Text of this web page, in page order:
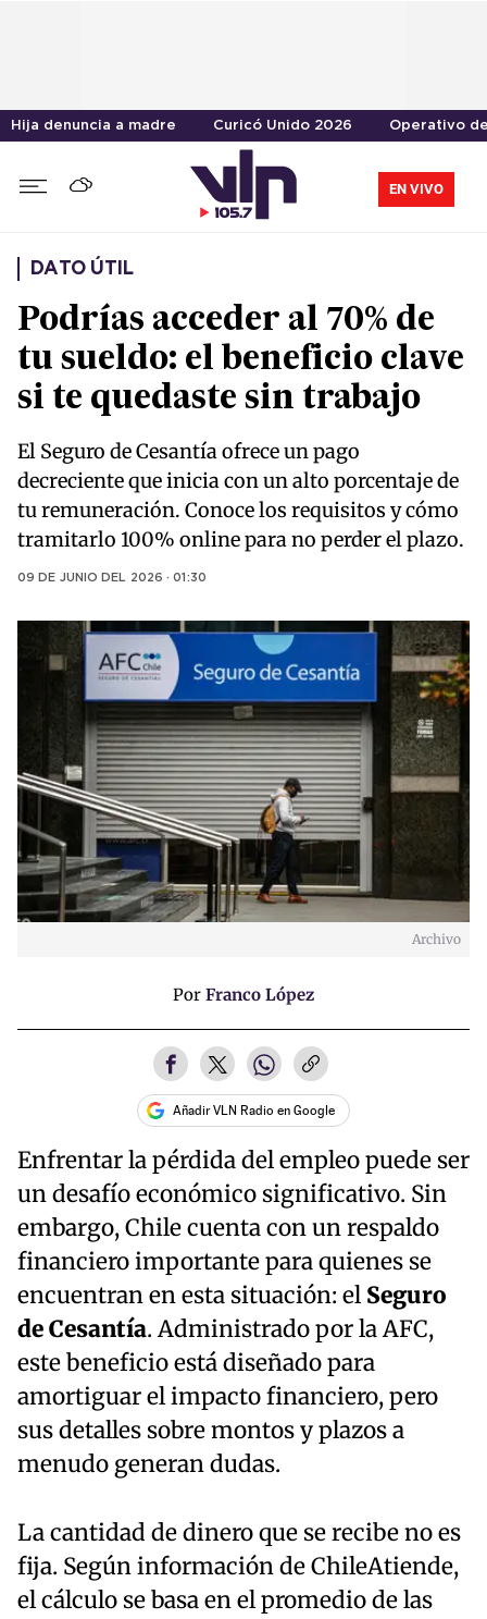
Hija denuncia a madre Curicó Unido 2026 Operativo
EN VIVO
DATO ÚTIL
Podrías acceder al 70% de
tu sueldo: el beneficio clave
si te quedaste sin trabajo
El Seguro de Cesantía ofrece un pago
decreciente que inicia con un alto porcentaje de
tu remuneración. Conoce los requisitos y cómo
tramitarlo 100% online para no perder el plazo.
09 DE JUNIO DEL 2026 · 01:30
Archivo
Por Franco López
Añadir VLN Radio en Google
Enfrentar la pérdida del empleo puede ser
un desafío económico significativo. Sin
embargo, Chile cuenta con un respaldo
financiero importante para quienes se
encuentran en esta situación: el Seguro
de Cesantía. Administrado por la AFC,
este beneficio está diseñado para
amortiguar el impacto financiero, pero
sus detalles sobre montos y plazos a
menudo generan dudas.
La cantidad de dinero que se recibe no es
fija. Según información de ChileAtiende,
el cálculo se basa en el promedio de las